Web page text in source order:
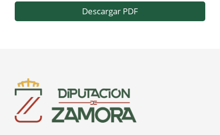
Descargar PDF